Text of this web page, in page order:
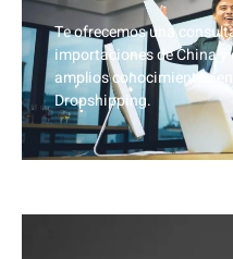
Te ofrecemos una
importaciones de China
amplios conocimientos
Dropshipping.